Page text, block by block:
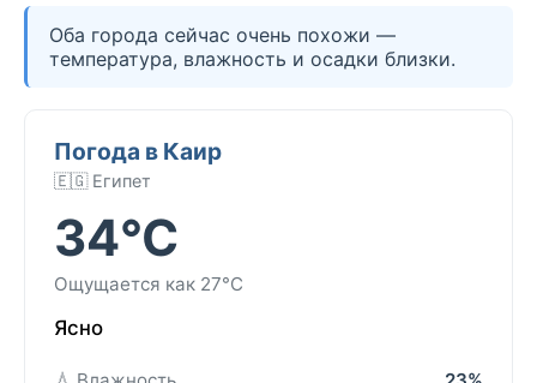
Оба города сейчас очень похожи —
температура, влажность и осадки близки.
Погода в Каир
🇪🇬 Египет
34°C
Ощущается как 27°C
Ясно